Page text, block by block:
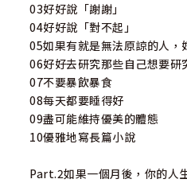
03好好說「謝謝」
04好好說「對不起」
05如果有就是無法原諒的人，
06好好去研究那些自己想要研
07不要暴飲暴食
08每天都要睡得好
09盡可能維持優美的體態
10優雅地寫長篇小說
Part.2如果一個月後，你的人